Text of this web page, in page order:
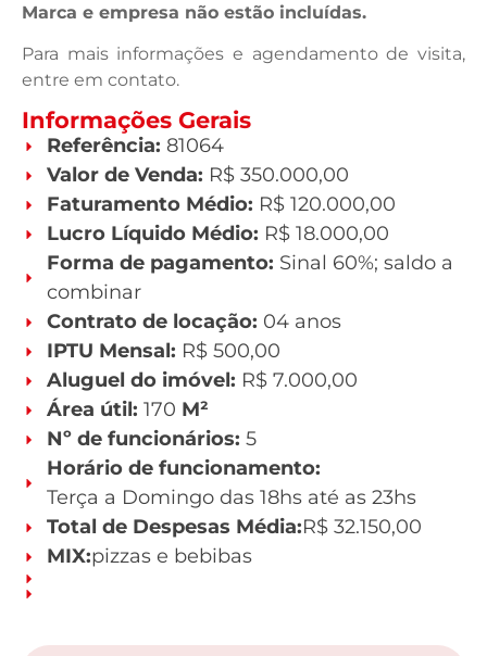
Marca e empresa não estão incluídas.
Para mais informações e agendamento de visita,
entre em contato.
Informações Gerais
Referência: 81064
Valor de Venda: R$ 350.000,00
Faturamento Médio: R$ 120.000,00
Lucro Líquido Médio: R$ 18.000,00
Forma de pagamento: Sinal 60%; saldo a
combinar
Contrato de locação: 04 anos
IPTU Mensal: R$ 500,00
Aluguel do imóvel: R$ 7.000,00
Área útil: 170 M²
Nº de funcionários: 5
Horário de funcionamento:
Terça a Domingo das 18hs até as 23hs
Total de Despesas Média:R$ 32.150,00
MIX:pizzas e bebibas